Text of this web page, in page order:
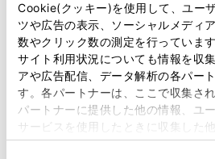
Cookie(クッキー)を使用して、ユー
ツや広告の表示、ソーシャルメディ
数やクリック数の測定を行っていま
サイト利用状況についても情報を収
アや広告配信、データ解析の各パー
す。各パートナーは、ここで収集さ
パートナーに提供した他の情報、ユ
サービスを使用したときに収集した
使用することがあります。当ウェブ